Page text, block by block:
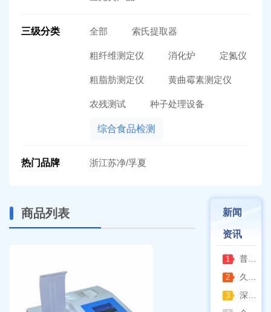
三级分类 全部 索氏提取器
粗纤维测定仪 消化炉 定氮仪
粗脂肪测定仪 黄曲霉素测定仪
农残测试 种子处理设备
综合食品检测
热门品牌 浙江苏净/孚夏
商品列表 新闻
资讯
1 普通烘箱和耐腐蚀烘箱区分
2 久兴医疗高压蒸汽灭菌器：制药科研灭菌的可靠之选
3 深那静音超声波清洗仪：科研洁净新标准，安静高效更安心